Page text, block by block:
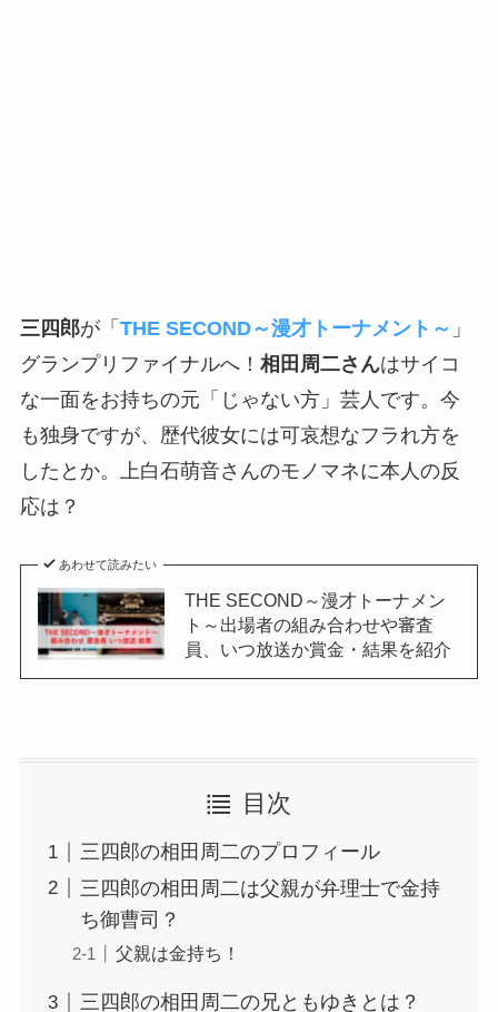
三四郎が「 THE SECOND～漫才トーナメント～ 」
グランプリファイナルへ！ 相田周二さんはサイコ
な一面をお持ちの元「じゃない方」芸人です。今
も独身ですが、歴代彼女には可哀想なフラれ方を
したとか。上白石萌音さんのモノマネに本人の反
応は？
あわせて読みたい
THE SECOND～漫才トーナメン
ト～出場者の組み合わせや審査
員、いつ放送か賞金・結果を紹介
目次
三四郎の相田周二のプロフィール
三四郎の相田周二は父親が弁理士で金持
ち御曹司？
父親は金持ち！
三四郎の相田周二の兄ともゆきとは？